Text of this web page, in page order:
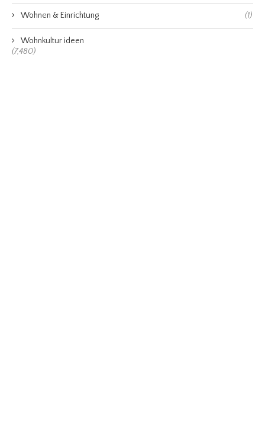
Wohnen & Einrichtung (1)
Wohnkultur ideen
(7,480)